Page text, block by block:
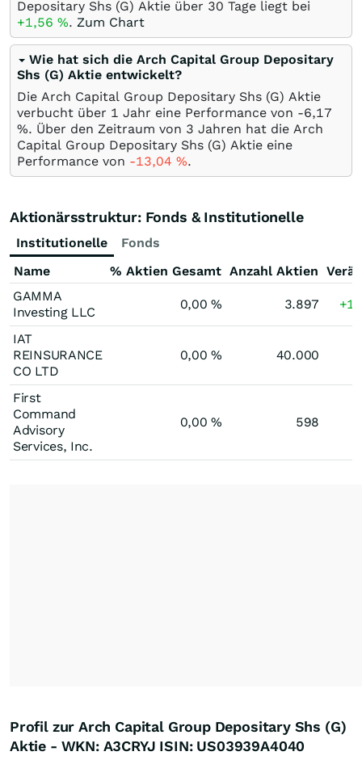
Depositary Shs (G) Aktie über 30 Tage liegt bei
+1,56 %. Zum Chart
Wie hat sich die Arch Capital Group Depositary
Shs (G) Aktie entwickelt?
Die Arch Capital Group Depositary Shs (G) Aktie
verbucht über 1 Jahr eine Performance von -6,17
%. Über den Zeitraum von 3 Jahren hat die Arch
Capital Group Depositary Shs (G) Aktie eine
Performance von -13,04 %.
Aktionärsstruktur: Fonds & Institutionelle
Institutionelle
Fonds
Name
% Aktien Gesamt Anzahl Aktien
GAMMA
Investing LLC
0,00% 3.897
IAT
REINSURANCE
CO LTD
0,00% 40.000
First
Command
Advisory
Services, Inc.
0,00% 598
Profil zur Arch Capital Group Depositary Shs (G)
Aktie - WKN: A3CRYJ ISIN: US03939A4040